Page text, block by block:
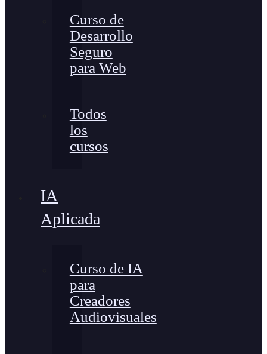
Curso de
Desarrollo
Seguro
para Web
Todos
los
cursos
IA
Aplicada
Curso de IA
para
Creadores
Audiovisuales